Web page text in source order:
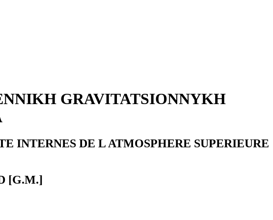
GRAVITATSIONNYKH
INTERNES DE L ATMOSPHERE SUPERIEURE
[G.M.]